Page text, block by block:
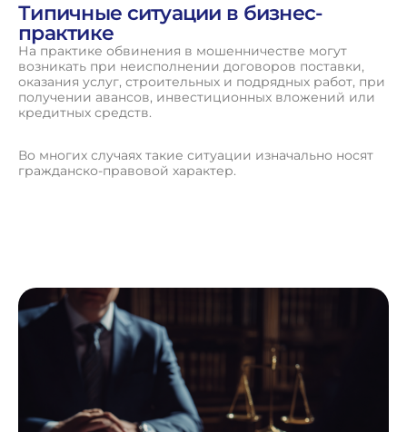
Типичные ситуации в бизнес-
практике
На практике обвинения в мошенничестве могут
возникать при неисполнении договоров поставки,
оказания услуг, строительных и подрядных работ, при
получении авансов, инвестиционных вложений или
кредитных средств.
Во многих случаях такие ситуации изначально носят
гражданско-правовой характер.